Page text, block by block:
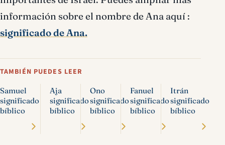
información sobre el nombre de Ana aquí :
significado de Ana.
TAMBIÉN PUEDES LEER
Samuel
significado
bíblico
Aja
significado
bíblico
Ono
significado
bíblico
Fanuel
significado
bíblico
Itrán
significado
bíblico